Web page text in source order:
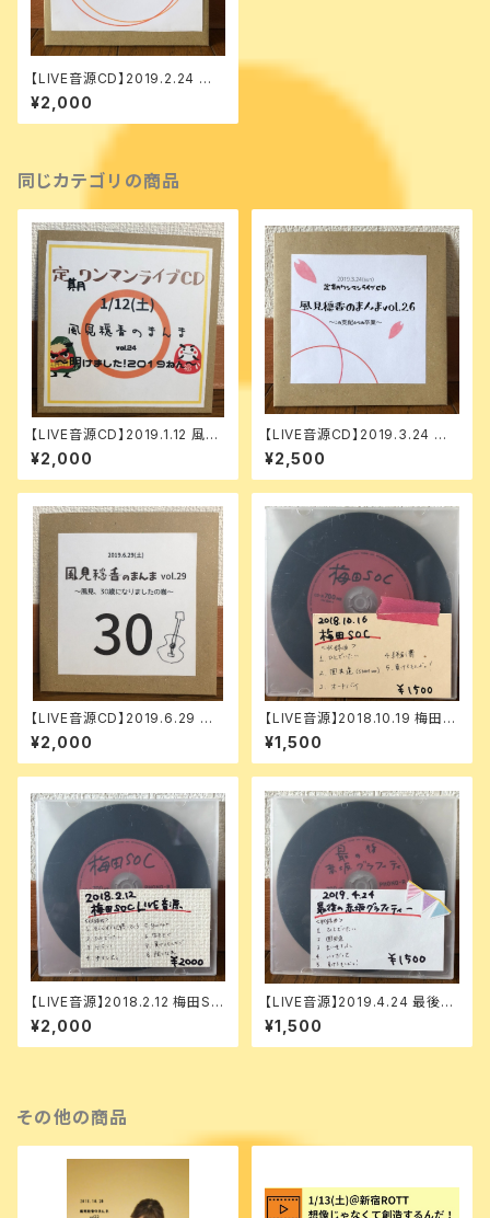
【LIVE音源CD】2019.2.24 風
見穏香のまんま vol.25
¥2,000
同じカテゴリの商品
【LIVE音源CD】2019.1.12 風見
穏香のまんま vol.24
¥2,000
【LIVE音源CD】2019.3.24 風
見穏香のまんま vol. 26
¥2,500
【LIVE音源CD】2019.6.29 風
見穏香のまんま vol.29
¥2,000
【LIVE音源】2018.10.19 梅田S
OC
¥1,500
【LIVE音源】2018.2.12 梅田SO
C
¥2,000
【LIVE音源】2019.4.24 最後の
赤坂グラフィティー
¥1,500
その他の商品